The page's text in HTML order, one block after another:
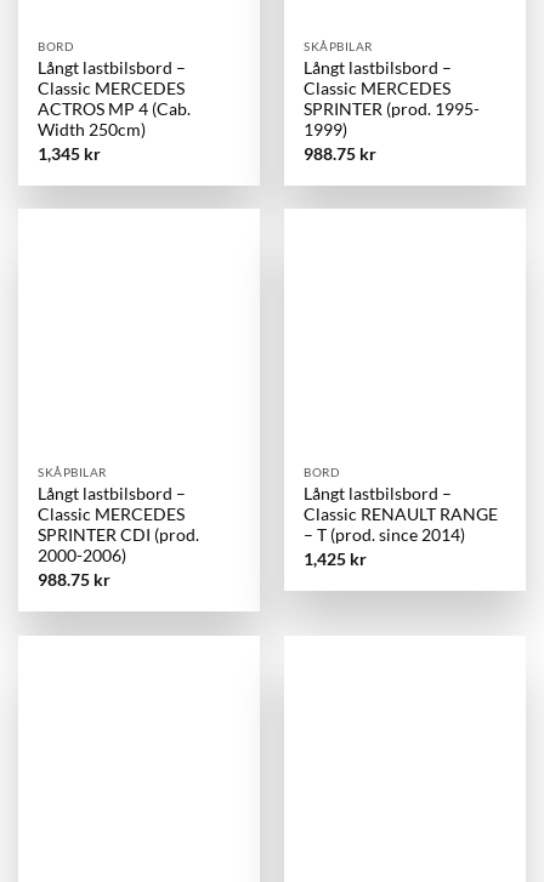
BORD
Långt lastbilsbord –
Classic MERCEDES
ACTROS MP 4 (Cab.
Width 250cm)
1,345 kr
SKÅPBILAR
Långt lastbilsbord –
Classic MERCEDES
SPRINTER (prod. 1995-
1999)
988.75 kr
SKÅPBILAR
Långt lastbilsbord –
Classic MERCEDES
SPRINTER CDI (prod.
2000-2006)
988.75 kr
BORD
Långt lastbilsbord –
Classic RENAULT RANGE
– T (prod. since 2014)
1,425 kr